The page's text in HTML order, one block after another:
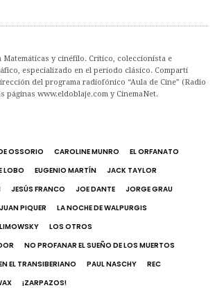
Matemáticas y cinéfilo. Crítico, coleccionista e
especializado en el período clásico. Compartí
del programa radiofónico “Aula de Cine” (Radio
páginas www.eldoblaje.com y CinemaNet.
OSSORIO CAROLINE MUNRO
EL ORFANATO
LOBO
EUGENIO MARTÍN
JACK TAYLOR
JESÚS FRANCO JOE DANTE
JORGE GRAU
JUAN PIQUER
LA NOCHE DE WALPURGIS
LOS OTROS
NO PROFANAR EL SUEÑO DE LOS MUERTOS
EL TRANSIBERIANO PAUL NASCHY
REC
¡ZARPAZOS!